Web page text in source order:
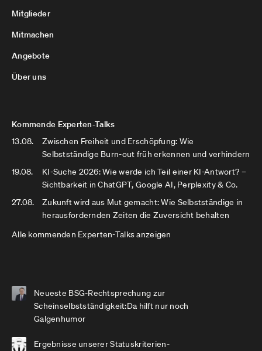
Mitglieder
Mitmachen
Angebote
Über uns
Kommende Experten-Talks
13.08.
Zwischen Freiheit und Erschöpfung: Wie
Selbstständige Burn-out früh erkennen und verhindern
19.08.
KI-Suche 2026: Wie werde ich Teil einer KI-Antwort? –
Sichtbarkeit in ChatGPT, Google AI, Perplexity & Co.
27.08.
Zukunft wird aus Mut gemacht: Wie Selbstständige in
herausfordernden Zeiten die Zuversicht behalten
Alle kommenden Experten-Talks anzeigen
Neueste BSG-Rechtsprechung zur
Scheinselbstständigkeit:Da hilft nur noch
Galgenhumor
Ergebnisse unserer Statuskriterien-